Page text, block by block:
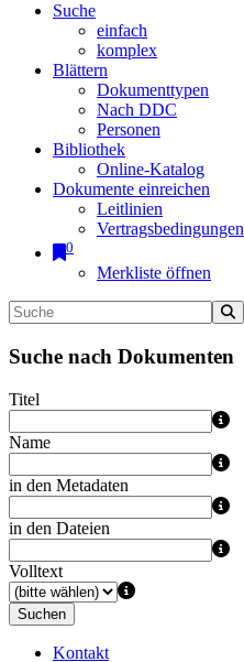
Suche
einfach
komplex
Blättern
Dokumenttypen
Nach DDC
Personen
Bibliothek
Online-Katalog
Dokumente einreichen
Leitlinien
Vertragsbedingungen
0
Merkliste öffnen
Suche nach Dokumenten
Titel
Name
in den Metadaten
in den Dateien
Volltext
Suchen
Kontakt